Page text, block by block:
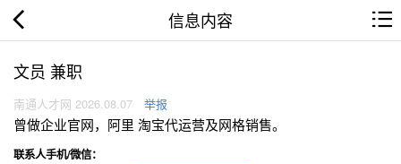
信息内容
文员 兼职
南通人才网 2026.08.07 举报
曾做企业官网，阿里 淘宝代运营及网格销售。
联系人手机/微信：